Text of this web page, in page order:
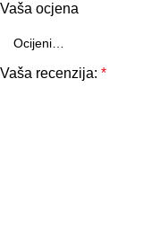
Vaša ocjena
Vaša recenzija: *